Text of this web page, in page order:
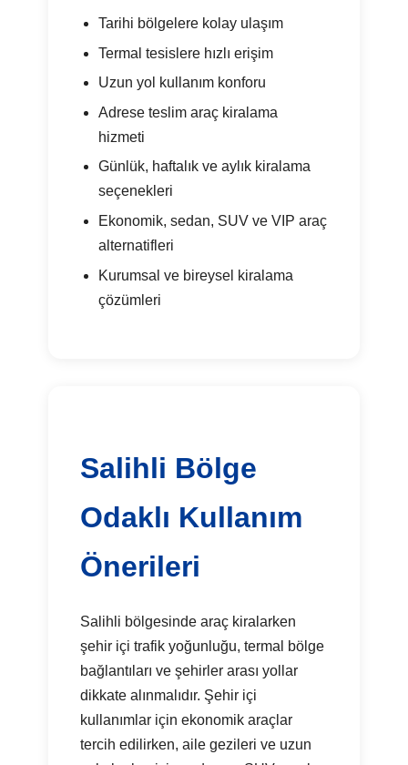
Tarihi bölgelere kolay ulaşım
Termal tesislere hızlı erişim
Uzun yol kullanım konforu
Adrese teslim araç kiralama
hizmeti
Günlük, haftalık ve aylık kiralama
seçenekleri
Ekonomik, sedan, SUV ve VIP araç
alternatifleri
Kurumsal ve bireysel kiralama
çözümleri
Salihli Bölge
Odaklı Kullanım
Önerileri
Salihli bölgesinde araç kiralarken
şehir içi trafik yoğunluğu, termal bölge
bağlantıları ve şehirler arası yollar
dikkate alınmalıdır. Şehir içi
kullanımlar için ekonomik araçlar
tercih edilirken, aile gezileri ve uzun